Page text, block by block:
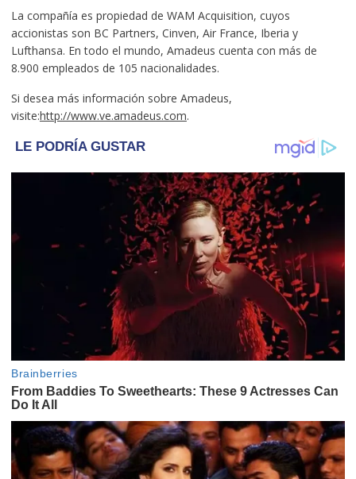
La compañía es propiedad de WAM Acquisition, cuyos
accionistas son BC Partners, Cinven, Air France, Iberia y
Lufthansa. En todo el mundo, Amadeus cuenta con más de
8.900 empleados de 105 nacionalidades.
Si desea más información sobre Amadeus,
visite:http://www.ve.amadeus.com.